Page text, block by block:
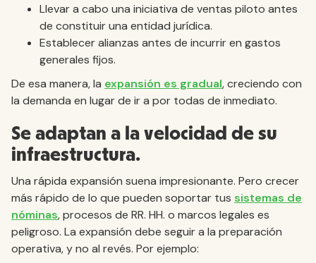
Llevar a cabo una iniciativa de ventas piloto antes
de constituir una entidad jurídica.
Establecer alianzas antes de incurrir en gastos
generales fijos.
De esa manera, la expansión es gradual, creciendo con
la demanda en lugar de ir a por todas de inmediato.
Se adaptan a la velocidad de su
infraestructura.
Una rápida expansión suena impresionante. Pero crecer
más rápido de lo que pueden soportar tus sistemas de
nóminas, procesos de RR. HH. o marcos legales es
peligroso. La expansión debe seguir a la preparación
operativa, y no al revés. Por ejemplo: